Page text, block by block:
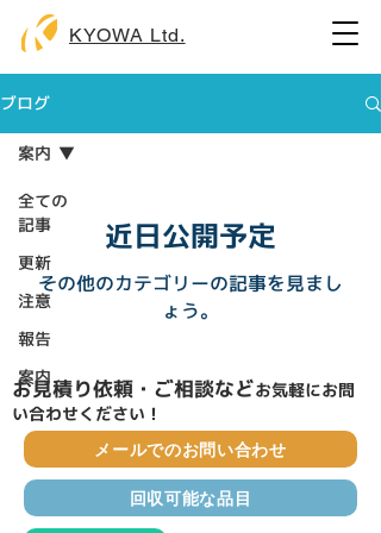
KYOWA Ltd.
ブログ
全ての
記事
更新
注意
報告
案内
案内
近日公開予定
その他のカテゴリーの記事を見まし
ょう。
お見積り依頼・ご相談など​お気軽にお問
い合わせください！
メールでのお問い合わせ
回収可能な品目